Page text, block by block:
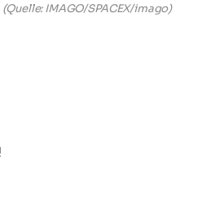
(Quelle: IMAGO/SPACEX/imago)